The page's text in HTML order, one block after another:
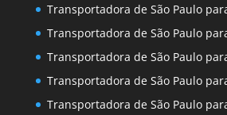
Transportadora de São Paulo
Transportadora de São Paulo
Transportadora de São Paulo
Transportadora de São Paulo
Transportadora de São Paulo